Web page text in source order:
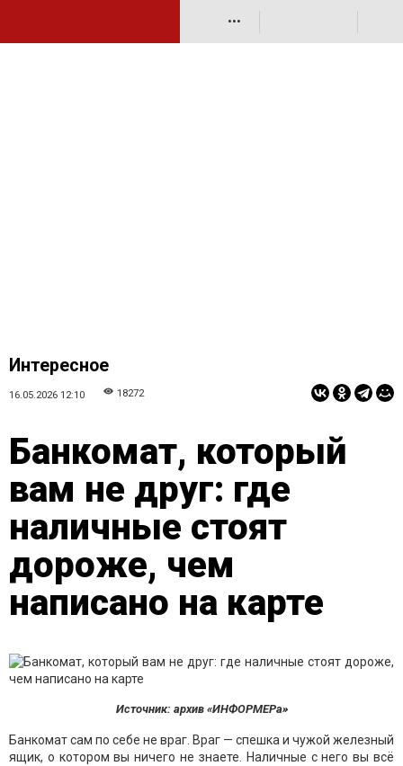
•••
Интересное
16.05.2026 12:10 18272
Банкомат, который
вам не друг: где
наличные стоят
дороже, чем
написано на карте
Источник: архив «ИНФОРМЕРа»
Банкомат сам по себе не враг. Враг — спешка и чужой железный
ящик, о котором вы ничего не знаете. Наличные с него вы всё